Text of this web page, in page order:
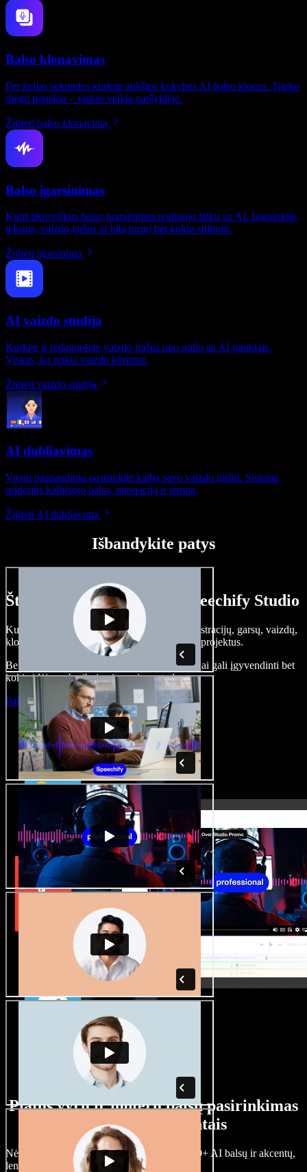
Balso klonavimas
Per kelias sekundes kurkite aukštos kokybės AI balso klonus. Nieko
diegti nereikia – viskas veikia naršyklėje.
Žiūrėti balso klonavimą
Balso įgarsinimas
Kurti tikroviškus balso įgarsinimus realiuoju laiku su AI. Įgarsinkite
tekstus, vaizdo įrašus ar kitą turinį bet kokiu stiliumi.
Žiūrėti įgarsinimą
AI vaizdo studija
Kurkite ir redaguokite vaizdo įrašus nuo nulio su AI įrankiais.
Viskas, ko reikia vaizdo kūrimui.
Žiūrėti vaizdo studiją
AI dubliavimas
Vienu paspaudimu pasirinkite kalbą savo vaizdo įrašui. Sistema
priderins kalbėtojo balsą, intonaciją ir tempą.
Žiūrėti AI dubliavimą
Išbandykite patys
Štai ką galite nuveikti su Speechify Studio
Kurkite įgarsinimus, pridėkite nemokamų iliustracijų, garsų, vaizdų,
klonuokite balsą – kurkite pilnus, įspūdingus projektus.
Be jokių mokymų ir viskas naršyklėje – kūrėjai gali įgyvendinti bet
kokią idėją, neberibojami senųjų metodų.
Paleisti studiją
Platus vyrų ir moterų balsų pasirinkimas
su įvairiais akcentais
Nėra dviejų vienodų projektų. Rinkitės iš 100+ AI balsų ir akcentų,
lengvai juos prisitaikykite.